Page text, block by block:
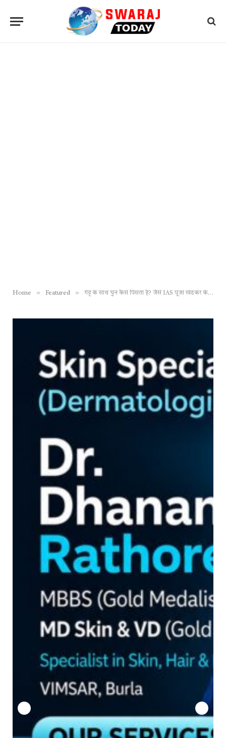
Home » Featured » गेहूं के साथ घुन कैसे पिसता है? जैसे IAS पूजा खेडकर के साथ ये अधिकारी ‘पिस’ गए